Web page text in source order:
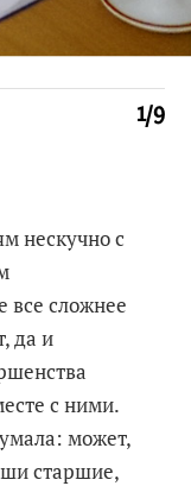
1/9
нескучно с
все сложнее
да и
с ними.
может,
старшие,